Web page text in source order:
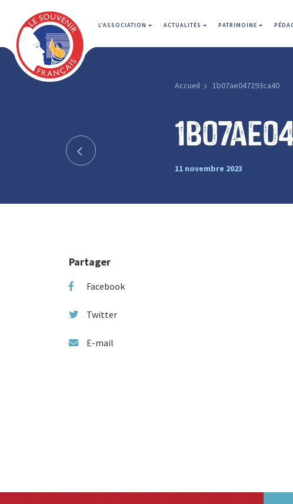
L'ASSOCIATION ACTUALITÉS PATRIMOINE
Accueil 1b07ae047293ca40
11 novembre 2023
Partager
Facebook
Twitter
E-mail